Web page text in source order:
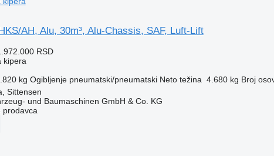
AH, Alu, 30m³, Alu-Chassis, SAF, Luft-Lift
RSD
kipera
kg Ogibljenje pneumatski/pneumatski Neto težina 4.680 kg Broj
Sittensen
und Baumaschinen GmbH & Co. KG
prodavca